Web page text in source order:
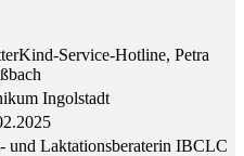
Service-Hotline, Petra
Ingolstadt
und Laktationsberaterin IBCLC